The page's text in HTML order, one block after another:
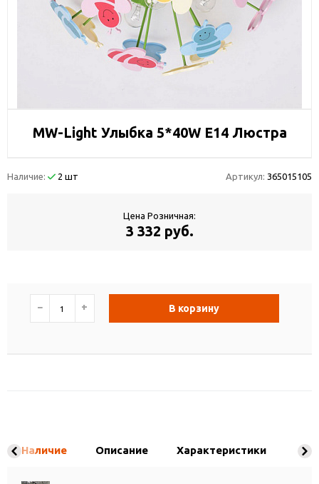
MW-Light Улыбка 5*40W E14 Люстра
Наличие: 2 шт Артикул: 365015105
Цена Розничная:
3 332 руб.
− + В корзину
Наличие Описание Характеристики